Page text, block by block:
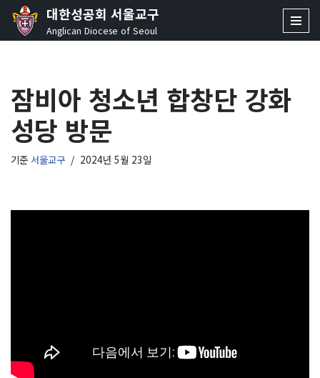
콘
로
건
너
뛰
기
대한성공회 서울교구
Anglican Diocese of Seoul
잠비아 청소년 합창단 강화
성당 방문
기준 서울교구 2024년 5월 23일